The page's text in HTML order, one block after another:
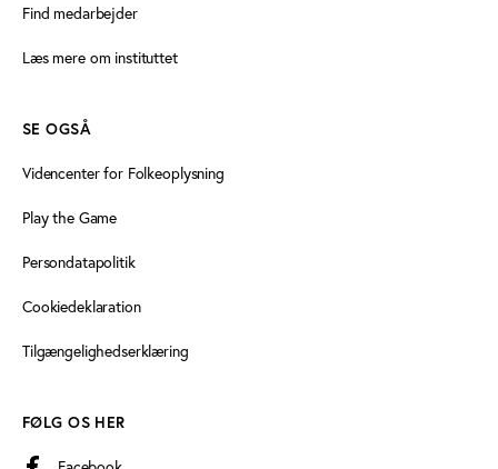
Find medarbejder
Læs mere om instituttet
SE OGSÅ
Videncenter for Folkeoplysning
Play the Game
Persondatapolitik
Cookiedeklaration
Tilgængelighedserklæring
FØLG OS HER